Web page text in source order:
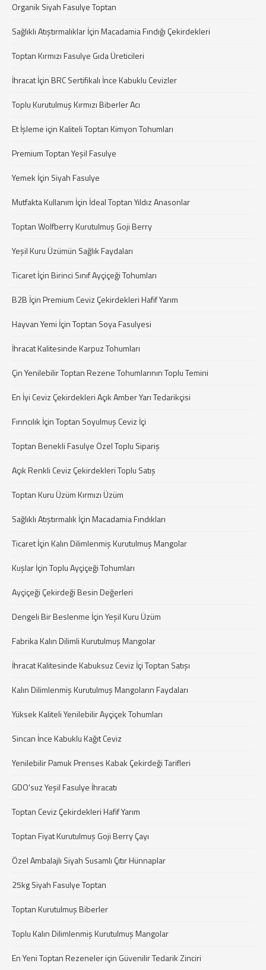
Organik Siyah Fasulye Toptan
Sağlıklı Atıştırmalıklar İçin Macadamia Fındığı Çekirdekleri
Toptan Kırmızı Fasulye Gıda Üreticileri
İhracat İçin BRC Sertifikalı İnce Kabuklu Cevizler
Toplu Kurutulmuş Kırmızı Biberler Acı
Et İşleme için Kaliteli Toptan Kimyon Tohumları
Premium Toptan Yeşil Fasulye
Yemek İçin Siyah Fasulye
Mutfakta Kullanım İçin İdeal Toptan Yıldız Anasonlar
Toptan Wolfberry Kurutulmuş Goji Berry
Yeşil Kuru Üzümün Sağlık Faydaları
Ticaret İçin Birinci Sınıf Ayçiçeği Tohumları
B2B İçin Premium Ceviz Çekirdekleri Hafif Yarım
Hayvan Yemi İçin Toptan Soya Fasulyesi
İhracat Kalitesinde Karpuz Tohumları
Çin Yenilebilir Toptan Rezene Tohumlarının Toplu Temini
En İyi Ceviz Çekirdekleri Açık Amber Yarı Tedarikçisi
Fırıncılık İçin Toptan Soyulmuş Ceviz İçi
Toptan Benekli Fasulye Özel Toplu Sipariş
Açık Renkli Ceviz Çekirdekleri Toplu Satış
Toptan Kuru Üzüm Kırmızı Üzüm
Sağlıklı Atıştırmalık İçin Macadamia Fındıkları
Ticaret İçin Kalın Dilimlenmiş Kurutulmuş Mangolar
Kuşlar İçin Toplu Ayçiçeği Tohumları
Ayçiçeği Çekirdeği Besin Değerleri
Dengeli Bir Beslenme İçin Yeşil Kuru Üzüm
Fabrika Kalın Dilimli Kurutulmuş Mangolar
İhracat Kalitesinde Kabuksuz Ceviz İçi Toptan Satışı
Kalın Dilimlenmiş Kurutulmuş Mangoların Faydaları
Yüksek Kaliteli Yenilebilir Ayçiçek Tohumları
Sincan İnce Kabuklu Kağıt Ceviz
Yenilebilir Pamuk Prenses Kabak Çekirdeği Tarifleri
GDO'suz Yeşil Fasulye İhracatı
Toptan Ceviz Çekirdekleri Hafif Yarım
Toptan Fiyat Kurutulmuş Goji Berry Çayı
Özel Ambalajlı Siyah Susamlı Çıtır Hünnaplar
25kg Siyah Fasulye Toptan
Toptan Kurutulmuş Biberler
Toplu Kalın Dilimlenmiş Kurutulmuş Mangolar
En Yeni Toptan Rezeneler için Güvenilir Tedarik Zinciri